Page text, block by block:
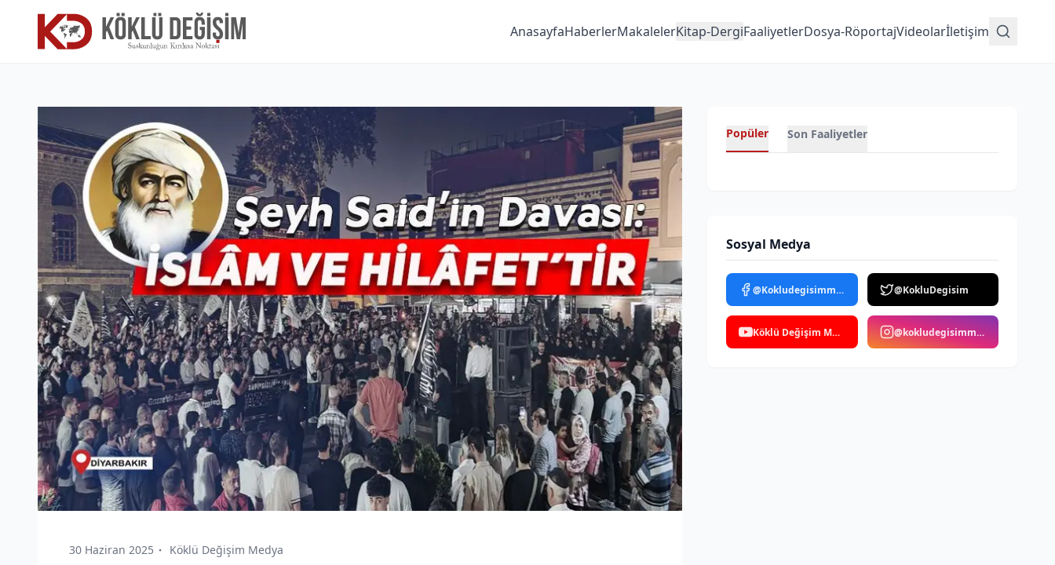
AnasayfaHaberlerMakalelerKitap-DergiFaaliyetlerDosya-RöportajVideolarİletişim
30 Haziran 2025 Köklü Değişim Medya
Popüler Son Faaliyetler
Sosyal Medya
@Kokludegisimmedya @KokluDegisim
Köklü Değişim Medya @kokludegisimmedya